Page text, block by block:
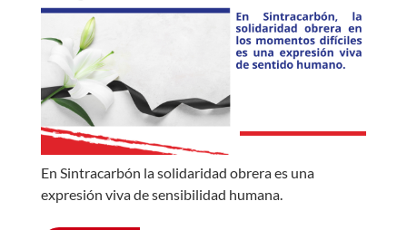
En Sintracarbón la solidaridad obrera es una
expresión viva de sensibilidad humana.